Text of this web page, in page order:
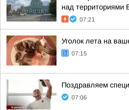
над территориями
07:21
Уголок лета на
07:15
Поздравляем
07:06